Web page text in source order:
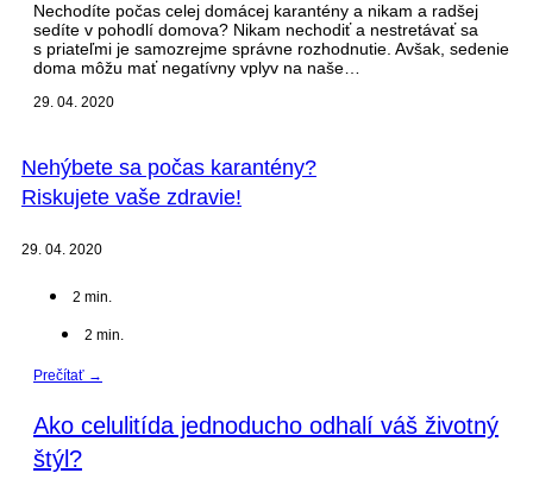
Nechodíte počas celej domácej karantény a nikam a radšej
sedíte v pohodlí domova? Nikam nechodiť a nestretávať sa
s priateľmi je samozrejme správne rozhodnutie. Avšak, sedenie
doma môžu mať negatívny vplyv na naše…
29. 04. 2020
Nehýbete sa počas karantény?
Riskujete vaše zdravie!
29. 04. 2020
2 min.
2 min.
Prečítať →
Ako celulitída jednoducho odhalí váš životný
štýl?